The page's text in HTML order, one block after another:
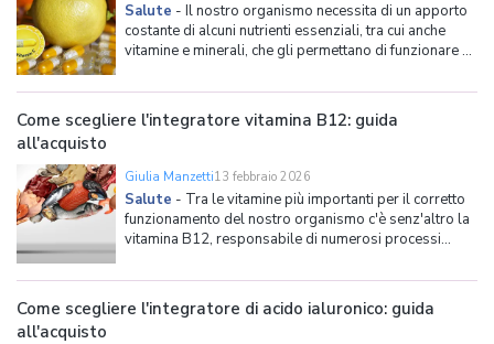
Salute - Il nostro organismo necessita di un apporto
costante di alcuni nutrienti essenziali, tra cui anche
vitamine e minerali, che gli permettano di funzionare al
sostanze viene prodotta nel nostro corpo o assunta
tramite la dieta. Qualora quest'ultim
Come scegliere l'integratore vitamina B12: guida
all'acquisto
Giulia Manzetti13 febbraio 2026
Salute - Tra le vitamine più importanti per il corretto
funzionamento del nostro organismo c'è senz'altro la
vitamina B12, responsabile di numerosi processi
l'alimentazione, ma può capitare che in alcuni casi, che
a breve andremo a vedere nel dettaglio,
Come scegliere l'integratore di acido ialuronico: guida
all'acquisto